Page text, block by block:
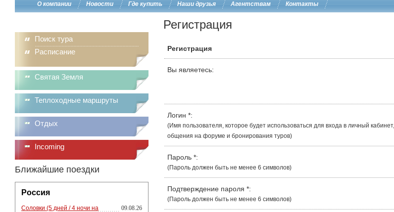
О компании Новости Где купить Наши друзья Агентствам Контакты
Поиск тура
Расписание
Святая Земля
Теплоходные маршруты
Отдых
Incoming
Ближайшие поездки
Россия
Соловки (5 дней / 4 ночи на
09.08.26
Регистрация
Регистрация
Вы являетесь:
Логин *:
(Имя пользователя, которое будет использоваться для входа в личный кабинет,
общения на форуме и бронирования туров)
Пароль *:
(Пароль должен быть не менее 6 символов)
Подтверждение пароля *:
(Пароль должен быть не менее 6 символов)